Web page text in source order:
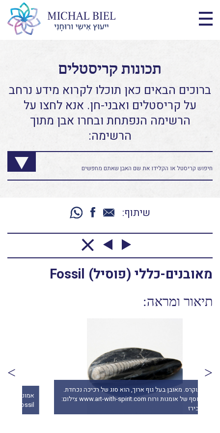
תכונות קריסטלים
ברוכים הבאים כאן תוכלו לקרוא מידע נרחב
על קריסטלים ואבני-חן. אנא לחצו על
הרשימה הנפתחת ובחרו אבן מתוך
הרשימה:
שיתוף:
מאובנים-כללי (פוסיל) Fossil
תיאור ומראה:
אורתוקרס. מאובן בעל גוף ארוך, הוא סוג של רכיכה נכחדת.